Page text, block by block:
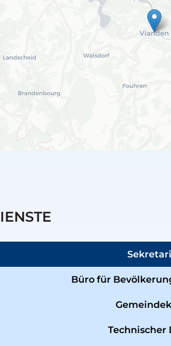
Büro für
Technischer